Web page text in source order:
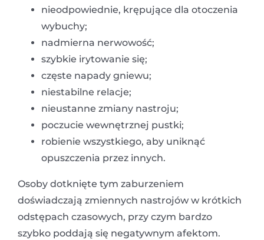
nieodpowiednie, krępujące dla otoczenia
wybuchy;
nadmierna nerwowość;
szybkie irytowanie się;
częste napady gniewu;
niestabilne relacje;
nieustanne zmiany nastroju;
poczucie wewnętrznej pustki;
robienie wszystkiego, aby uniknąć
opuszczenia przez innych.
Osoby dotknięte tym zaburzeniem
doświadczają zmiennych nastrojów w krótkich
odstępach czasowych, przy czym bardzo
szybko poddają się negatywnym afektom.